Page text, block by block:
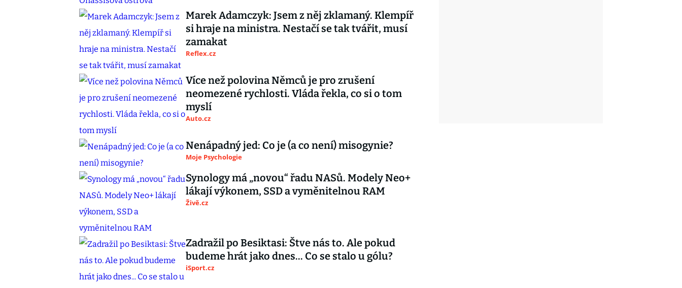
Marek Adamczyk: Jsem z něj zklamaný. Klempíř
si hraje na ministra. Nestačí se tak tvářit, musí
zamakat
Reflex.cz
Více než polovina Němců je pro zrušení
neomezené rychlosti. Vláda řekla, co si o tom
myslí
Auto.cz
Nenápadný jed: Co je (a co není) misogynie?
Moje Psychologie
Synology má „novou“ řadu NASů. Modely Neo+
lákají výkonem, SSD a vyměnitelnou RAM
Živě.cz
Zadražil po Besiktasi: Štve nás to. Ale pokud
budeme hrát jako dnes... Co se stalo u gólu?
iSport.cz